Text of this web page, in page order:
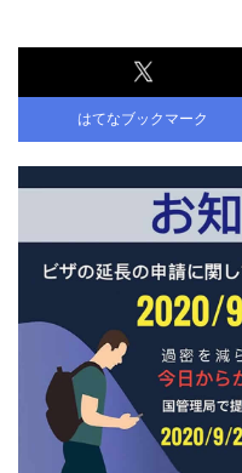
はてなブックマーク